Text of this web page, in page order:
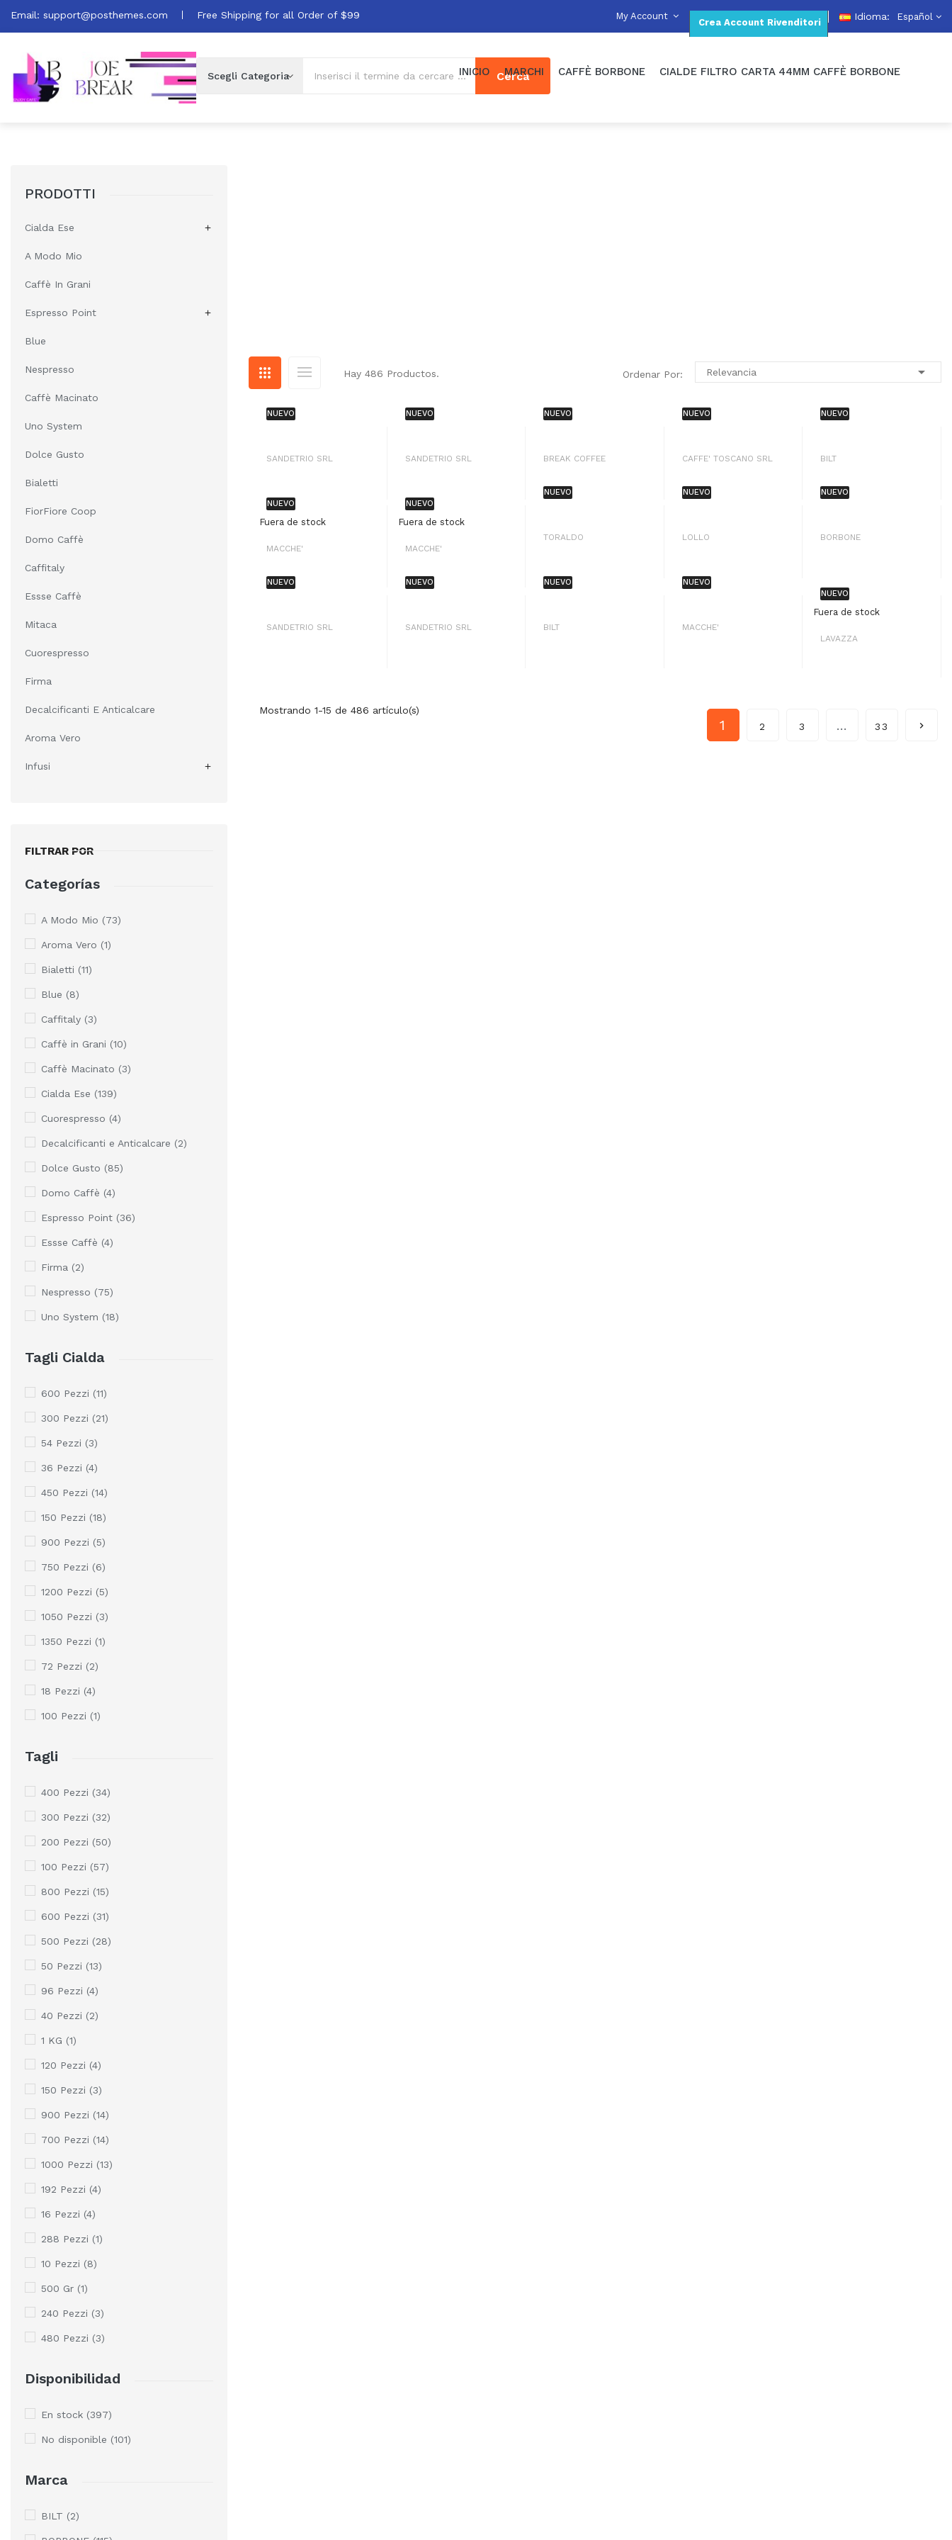
Idioma: Español
Email: support@posthemes.com Free Shipping for all Order of $99
Crea Account Rivenditori
My Account
Cerca
INICIO MARCHI CAFFÈ BORBONE CIALDE FILTRO CARTA 44MM CAFFÈ BORBONE
PRODOTTI
Cialda Ese 
A Modo Mio
Caffè In Grani
Espresso Point 
Blue
Nespresso
Caffè Macinato
Uno System
Dolce Gusto
Bialetti
FiorFiore Coop
Domo Caffè
Caffitaly
Essse Caffè
Mitaca
Cuorespresso
Firma
Decalcificanti E Anticalcare
Aroma Vero
Infusi 
FILTRAR POR
Categorías
A Modo Mio (73)
Aroma Vero (1)
Bialetti (11)
Blue (8)
Caffitaly (3)
Caffè in Grani (10)
Caffè Macinato (3)
Cialda Ese (139)
Cuorespresso (4)
Decalcificanti e Anticalcare (2)
Dolce Gusto (85)
Domo Caffè (4)
Espresso Point (36)
Essse Caffè (4)
Firma (2)
Nespresso (75)
Uno System (18)
Tagli Cialda
600 Pezzi (11)
300 Pezzi (21)
54 Pezzi (3)
36 Pezzi (4)
450 Pezzi (14)
150 Pezzi (18)
900 Pezzi (5)
750 Pezzi (6)
1200 Pezzi (5)
1050 Pezzi (3)
1350 Pezzi (1)
72 Pezzi (2)
18 Pezzi (4)
100 Pezzi (1)
Tagli
400 Pezzi (34)
300 Pezzi (32)
200 Pezzi (50)
100 Pezzi (57)
800 Pezzi (15)
600 Pezzi (31)
500 Pezzi (28)
50 Pezzi (13)
96 Pezzi (4)
40 Pezzi (2)
1 KG (1)
120 Pezzi (4)
150 Pezzi (3)
900 Pezzi (14)
700 Pezzi (14)
1000 Pezzi (13)
192 Pezzi (4)
16 Pezzi (4)
288 Pezzi (1)
10 Pezzi (8)
500 Gr (1)
240 Pezzi (3)
480 Pezzi (3)
Disponibilidad
En stock (397)
No disponible (101)
Marca
BILT (2)
Hay 486 Productos. Ordenar Por: Relevancia 
NUEVO
SANDETRIO SRL
NUEVO
SANDETRIO SRL
NUEVO
BREAK COFFEE
NUEVO
CAFFE' TOSCANO SRL
NUEVO
BILT
NUEVO
Fuera de stock
MACCHE'
NUEVO
Fuera de stock
MACCHE'
NUEVO
TORALDO
NUEVO
LOLLO
NUEVO
BORBONE
NUEVO
SANDETRIO SRL
NUEVO
SANDETRIO SRL
NUEVO
BILT
NUEVO
MACCHE'
NUEVO
Fuera de stock
LAVAZZA
Mostrando 1-15 de 486 artículo(s)
1 2 3 … 33 